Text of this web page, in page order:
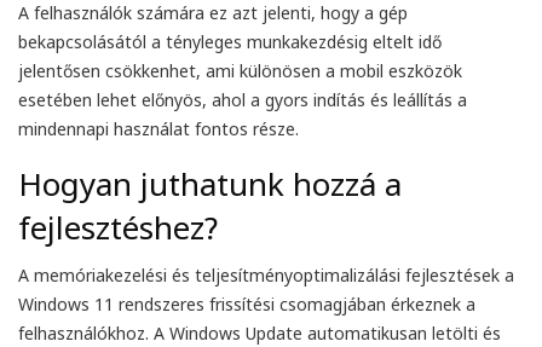
A felhasználók számára ez azt jelenti, hogy a gép
bekapcsolásától a tényleges munkakezdésig eltelt idő
jelentősen csökkenhet, ami különösen a mobil eszközök
esetében lehet előnyös, ahol a gyors indítás és leállítás a
mindennapi használat fontos része.
Hogyan juthatunk hozzá a
fejlesztéshez?
A memóriakezelési és teljesítményoptimalizálási fejlesztések a
Windows 11 rendszeres frissítési csomagjában érkeznek a
felhasználókhoz. A Windows Update automatikusan letölti és